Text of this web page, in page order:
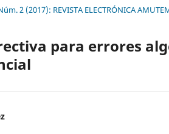
2 (2017): REVISTA ELECTRÓNICA
para errores